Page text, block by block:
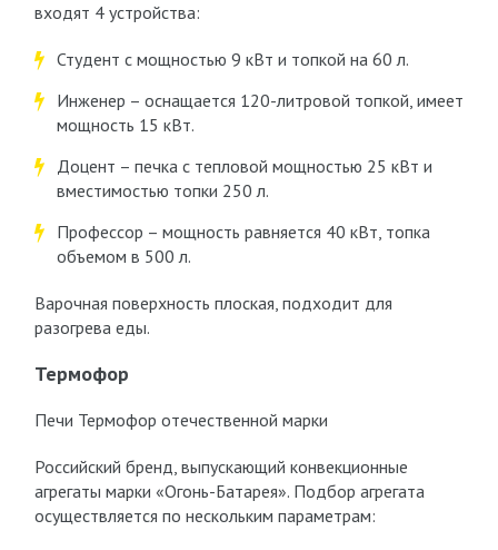
входят 4 устройства:
Студент с мощностью 9 кВт и топкой на 60 л.
Инженер – оснащается 120-литровой топкой, имеет
мощность 15 кВт.
Доцент – печка с тепловой мощностью 25 кВт и
вместимостью топки 250 л.
Профессор – мощность равняется 40 кВт, топка
объемом в 500 л.
Варочная поверхность плоская, подходит для
разогрева еды.
Термофор
Печи Термофор отечественной марки
Российский бренд, выпускающий конвекционные
агрегаты марки «Огонь-Батарея». Подбор агрегата
осуществляется по нескольким параметрам: